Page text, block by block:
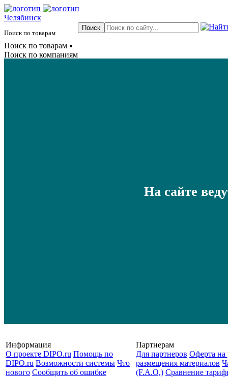
Челябинск
Поиск по товарам
Поиск по товарам
Поиск по компаниям
На сайте
Информация
О проекте DIPO.ru Помощь по
DIPO.ru Возможности системы Что
нового Сообщить об ошибке
Партнерам
Для партнеров Оферта на
размещения материалов
(F.A.Q.) Cравнение